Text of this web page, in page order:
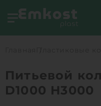
Питьевой
D1000 H3000